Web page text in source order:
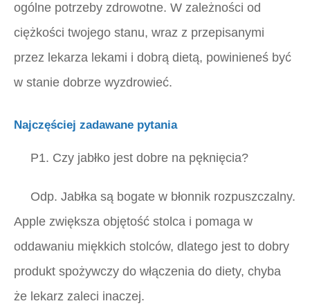
ogólne potrzeby zdrowotne. W zależności od
ciężkości twojego stanu, wraz z przepisanymi
przez lekarza lekami i dobrą dietą, powinieneś być
w stanie dobrze wyzdrowieć.
Najczęściej zadawane pytania
P1. Czy jabłko jest dobre na pęknięcia?
Odp. Jabłka są bogate w błonnik rozpuszczalny.
Apple zwiększa objętość stolca i pomaga w
oddawaniu miękkich stolców, dlatego jest to dobry
produkt spożywczy do włączenia do diety, chyba
że lekarz zaleci inaczej.